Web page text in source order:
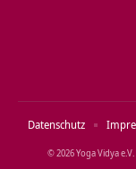
© 2026 Yoga Vidya e.V.
Datenschutz